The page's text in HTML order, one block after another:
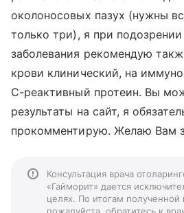
околоносовых пазух (нужны
только три), я при
заболевания рекомендую
крови клинический, на
С-реактивный протеин. Вы
результаты на сайт, я
прокомментирую. Желаю Вам
Консультация врача
«Гайморит» дается
целях. По итогам полученной